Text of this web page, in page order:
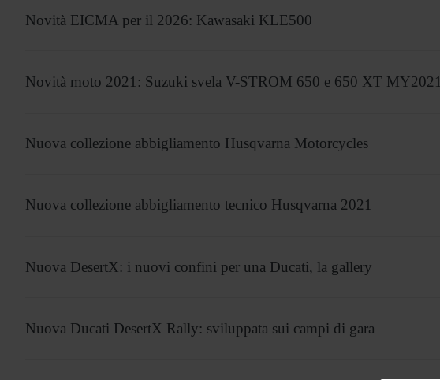
Novità EICMA per il 2026: Kawasaki KLE500
Novità moto 2021: Suzuki svela V-STROM 650 e 650 XT MY2021
Nuova collezione abbigliamento Husqvarna Motorcycles
Nuova collezione abbigliamento tecnico Husqvarna 2021
Nuova DesertX: i nuovi confini per una Ducati, la gallery
Nuova Ducati DesertX Rally: sviluppata sui campi di gara